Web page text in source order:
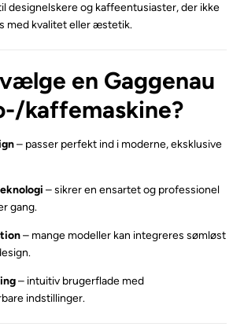
designelskere og kaffeentusiaster, der ikke
med kvalitet eller æstetik.
en Gaggenau
kaffemaskine?
– passer perfekt ind i moderne, eksklusive
– sikrer en ensartet og professionel
gang.
– mange modeller kan integreres sømløst
– intuitiv brugerflade med
indstillinger.